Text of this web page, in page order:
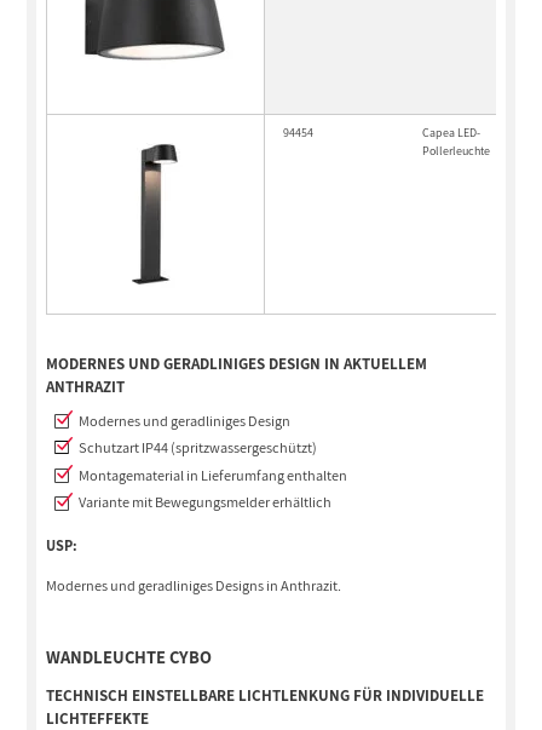
94454
Capea LED-
Pollerleuchte
MODERNES UND GERADLINIGES DESIGN IN AKTUELLEM
ANTHRAZIT
Modernes und geradliniges Design
Schutzart IP44 (spritzwassergeschützt)
Montagematerial in Lieferumfang enthalten
Variante mit Bewegungsmelder erhältlich
USP:
Modernes und geradliniges Designs in Anthrazit.
WANDLEUCHTE CYBO
TECHNISCH EINSTELLBARE LICHTLENKUNG FÜR INDIVIDUELLE
LICHTEFFEKTE